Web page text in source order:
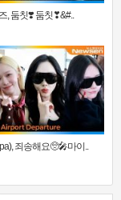
, 둠칫❣️ 둠칫❣&#..
죄송해요🥺🎤마이..